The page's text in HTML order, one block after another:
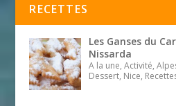
RECETTES
Les Ganses du
Nissarda
A la une, Activité,
Dessert, Nice,